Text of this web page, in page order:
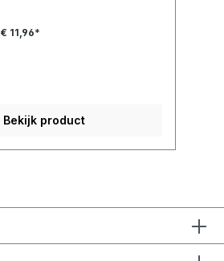
€ 11,96*
Bekijk product